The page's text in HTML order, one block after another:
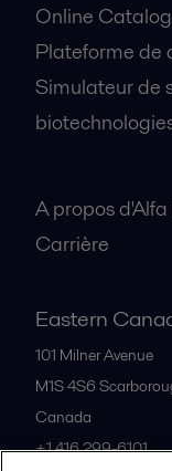
Online
Plateforme de
Simulateur de
A propos
Carrière
Eastern
101 Milner Avenue
M1S 4S6
Canada
+1 416 299-6101